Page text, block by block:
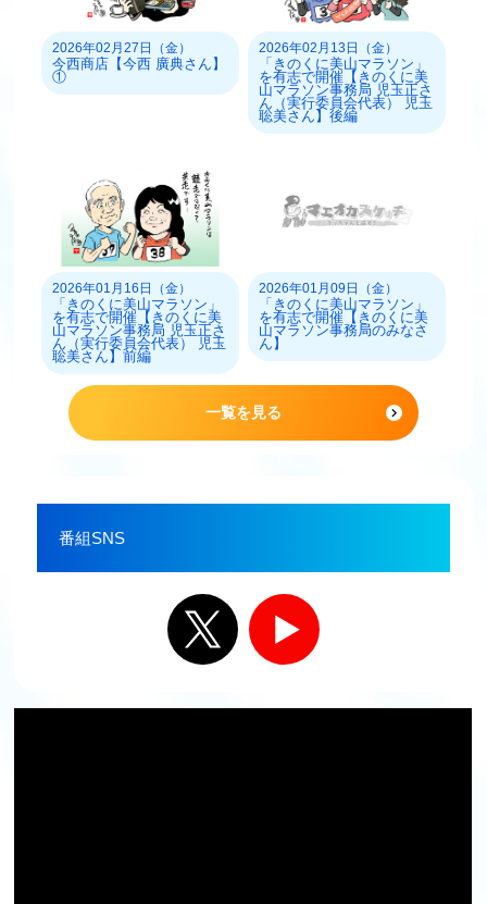
2026年02月27日（金）
今西商店【今西 廣典さん】
①
2026年02月13日（金）
「きのくに美山マラソン」
を有志で開催【きのくに美
山マラソン事務局 児玉正さ
ん（実行委員会代表） 児玉
聡美さん】後編
2026年01月16日（金）
「きのくに美山マラソン」
を有志で開催【きのくに美
山マラソン事務局 児玉正さ
ん（実行委員会代表） 児玉
聡美さん】前編
2026年01月09日（金）
「きのくに美山マラソン」
を有志で開催【きのくに美
山マラソン事務局のみなさ
ん】
一覧を見る
番組SNS